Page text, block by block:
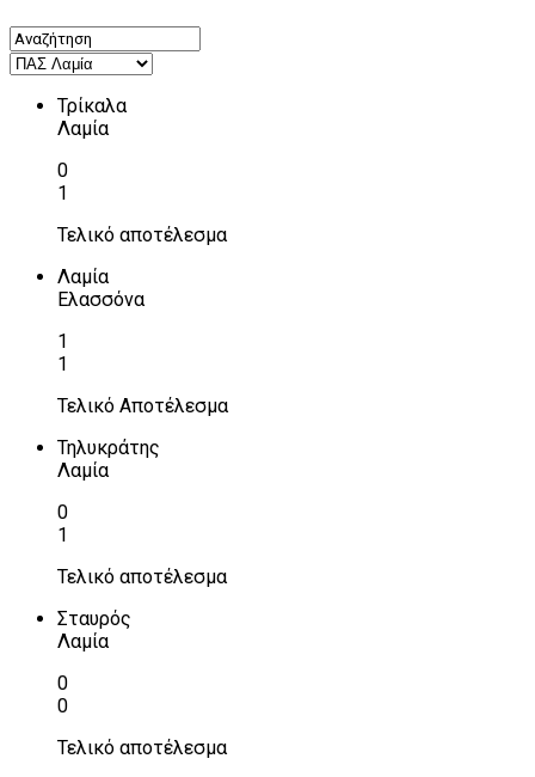
Τρίκαλα
Λαμία
0
1
Τελικό αποτέλεσμα
Λαμία
Ελασσόνα
1
1
Τελικό Αποτέλεσμα
Τηλυκράτης
Λαμία
0
1
Τελικό αποτέλεσμα
Σταυρός
Λαμία
0
0
Τελικό αποτέλεσμα